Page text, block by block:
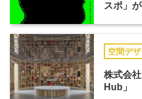
スポ」
空間デ
株式会
Hub」